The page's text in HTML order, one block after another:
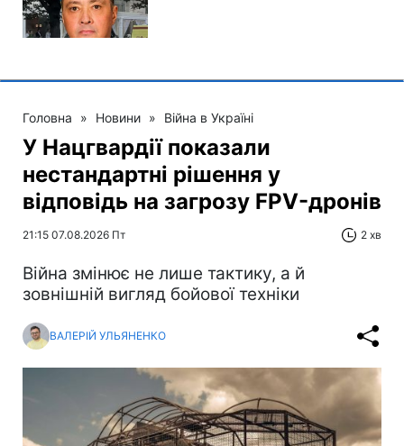
Головна » Новини » Війна в Україні
У Нацгвардії показали
нестандартні рішення у
відповідь на загрозу FPV-дронів
21:15 07.08.2026 Пт 2 хв
Війна змінює не лише тактику, а й
зовнішній вигляд бойової техніки
ВАЛЕРІЙ УЛЬЯНЕНКО